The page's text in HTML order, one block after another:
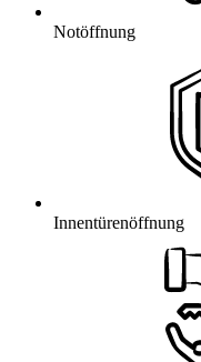
Notöffnung
Innentürenöffnung